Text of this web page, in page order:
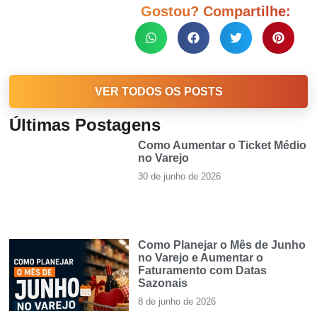
Gostou? Compartilhe:
VER TODOS OS POSTS
Últimas Postagens
Como Aumentar o Ticket Médio
no Varejo
30 de junho de 2026
Como Planejar o Mês de Junho
no Varejo e Aumentar o
Faturamento com Datas
Sazonais
8 de junho de 2026